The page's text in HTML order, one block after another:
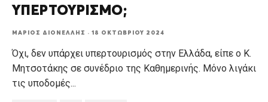
ΥΠΕΡΤΟΥΡΙΣΜΟ;
ΜΆΡΙΟΣ ΔΙΟΝΈΛΛΗΣ · 18 ΟΚΤΩΒΡΊΟΥ 2024
Όχι, δεν υπάρχει υπερτουρισμός στην Ελλάδα, είπε ο Κ.
Μητσοτάκης σε συνέδριο της Καθημερινής. Μόνο λιγάκι
τις υποδομές...